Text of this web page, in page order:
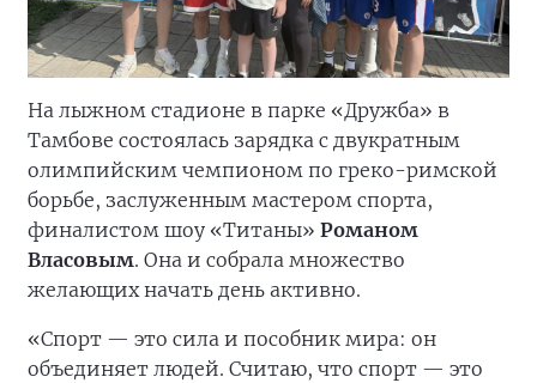
На лыжном стадионе в парке «Дружба» в
Тамбове состоялась зарядка с двукратным
олимпийским чемпионом по греко-римской
борьбе, заслуженным мастером спорта,
финалистом шоу «Титаны» Романом
Власовым. Она и собрала множество
желающих начать день активно.
«Спорт — это сила и пособник мира: он
объединяет людей. Считаю, что спорт — это